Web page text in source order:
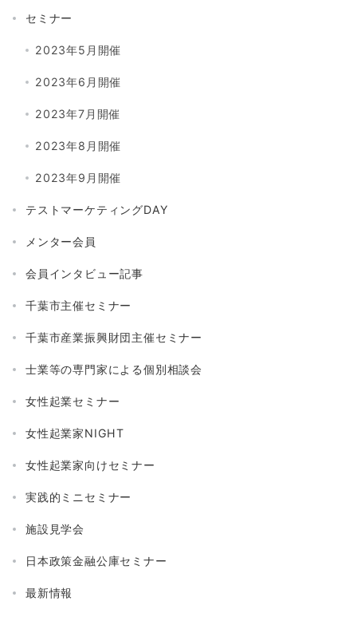
セミナー
2023年5月開催
2023年6月開催
2023年7月開催
2023年8月開催
2023年9月開催
テストマーケティングDAY
メンター会員
会員インタビュー記事
千葉市主催セミナー
千葉市産業振興財団主催セミナー
士業等の専門家による個別相談会
女性起業セミナー
女性起業家NIGHT
女性起業家向けセミナー
実践的ミニセミナー
施設見学会
日本政策金融公庫セミナー
最新情報